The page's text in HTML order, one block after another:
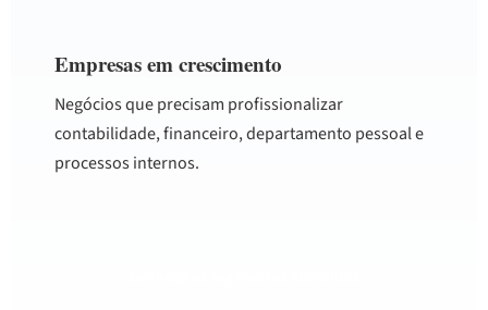
Empresas em crescimento
Negócios que precisam profissionalizar
contabilidade, financeiro, departamento pessoal e
processos internos.